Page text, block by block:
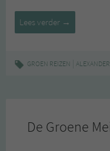
Lees verder Vegan
Pop-
diner
→
GROEN REIZEN ALEXANDER
De Groene